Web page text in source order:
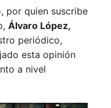
por quien suscribe
Álvaro López,
periódico,
esta opinión
a nivel